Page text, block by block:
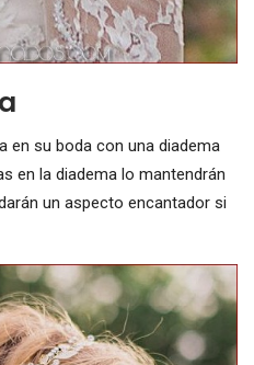
en su boda con una diadema
en la diadema lo mantendrán
un aspecto encantador si